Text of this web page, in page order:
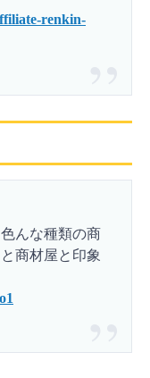
renkin-
んな種類の商
商材屋と印象